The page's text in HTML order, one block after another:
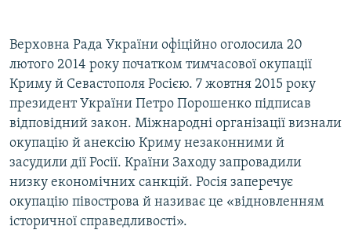
Верховна Рада України офіційно оголосила 20
лютого 2014 року початком тимчасової окупації
Криму й Севастополя Росією. 7 жовтня 2015 року
президент України Петро Порошенко підписав
відповідний закон. Міжнародні організації визнали
окупацію й анексію Криму незаконними й
засудили дії Росії. Країни Заходу запровадили
низку економічних санкцій. Росія заперечує
окупацію півострова й називає це «відновленням
історичної справедливості».